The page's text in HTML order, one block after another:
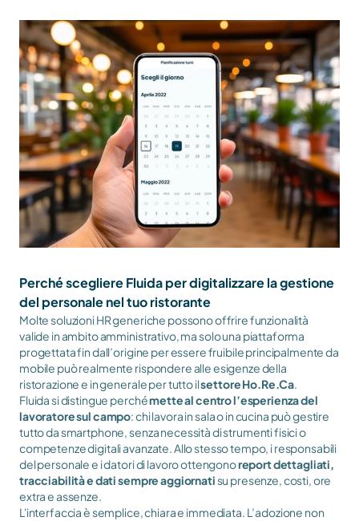
Perché scegliere Fluida per digitalizzare la gestione
del personale nel tuo ristorante
Molte soluzioni HR generiche possono offrire funzionalità
valide in ambito amministrativo, ma solo una piattaforma
progettata fin dall’origine per essere fruibile principalmente da
mobile può realmente rispondere alle esigenze della
ristorazione e in generale per tutto il settore Ho.Re.Ca.
Fluida si distingue perché mette al centro l’esperienza del
lavoratore sul campo: chi lavora in sala o in cucina può gestire
tutto da smartphone, senza necessità di strumenti fisici o
competenze digitali avanzate. Allo stesso tempo, i responsabili
del personale e i datori di lavoro ottengono report dettagliati,
tracciabilità e dati sempre aggiornati su presenze, costi, ore
extra e assenze.
L'interfaccia è semplice, chiara e immediata. L’adozione non